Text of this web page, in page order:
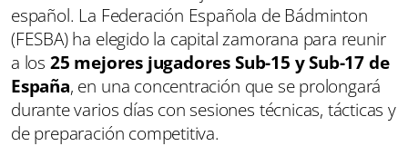
español. La Federación Española de Bádminton
(FESBA) ha elegido la capital zamorana para reunir
a los 25 mejores jugadores Sub-15 y Sub-17 de
España, en una concentración que se prolongará
durante varios días con sesiones técnicas, tácticas y
de preparación competitiva.